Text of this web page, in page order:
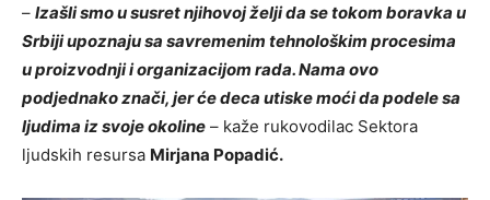
– Izašli smo u susret njihovoj želji da se tokom boravka u
Srbiji upoznaju sa savremenim tehnološkim procesima
u proizvodnji i organizacijom rada. Nama ovo
podjednako znači, jer će deca utiske moći da podele sa
ljudima iz svoje okoline – kaže rukovodilac Sektora
ljudskih resursa Mirjana Popadić.